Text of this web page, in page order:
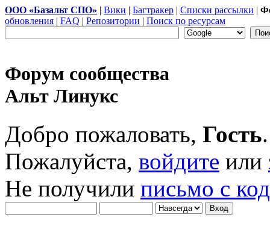
ООО «Базальт СПО» | Вики | Багтракер | Списки рассылки |
обновления | FAQ | Репозитории | Поиск по ресурсам
Форум сообщества
Альт Линукс
Добро пожаловать, Гость.
Пожалуйста, войдите или
Не получили письмо с